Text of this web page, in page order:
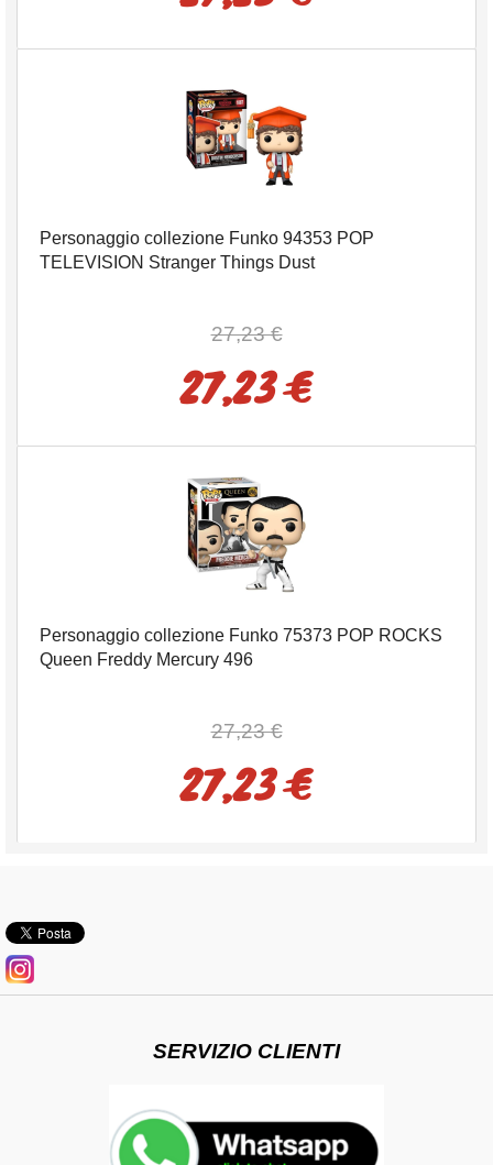
Personaggio collezione Funko 94353 POP
TELEVISION Stranger Things Dust
27,23 €
27,23 €
Personaggio collezione Funko 75373 POP ROCKS
Queen Freddy Mercury 496
27,23 €
27,23 €
SERVIZIO CLIENTI